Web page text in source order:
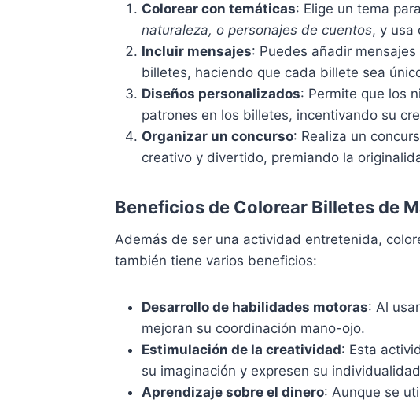
Colorear con temáticas: Elige un tema
naturaleza, o personajes de cuentos, y usa
Incluir mensajes: Puedes añadir
billetes, haciendo que cada billete sea
Diseños personalizados: Permite que los
patrones en los billetes, incentivando su
Organizar un concurso: Realiza un
creativo y divertido, premiando la
Beneficios de Colorear Billetes de
Además de ser una actividad entretenida,
también tiene varios beneficios:
Desarrollo de habilidades motoras: Al
mejoran su coordinación mano-ojo.
Estimulación de la creatividad: Esta
su imaginación y expresen su
Aprendizaje sobre el dinero: Aunque se